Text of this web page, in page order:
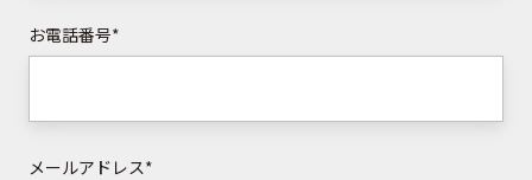
お電話番号*
メールアドレス*